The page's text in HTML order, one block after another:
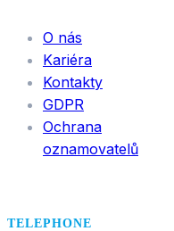
O nás
Kariéra
Kontakty
GDPR
Ochrana
oznamovatelů
TELEPHONE